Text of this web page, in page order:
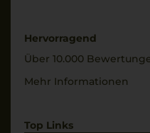
11 % Vol.
Restsüße
14 g/L
Hervorragend
Über 10.000
Mehr Informationen
Top Links